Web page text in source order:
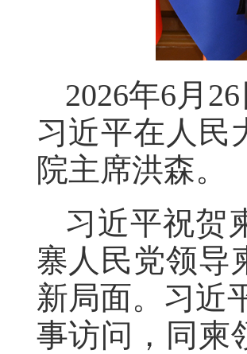
2026年6月
习近平在人民
院主席洪森。
习近平祝贺
寨人民党领导
新局面。习近
事访问，同柬